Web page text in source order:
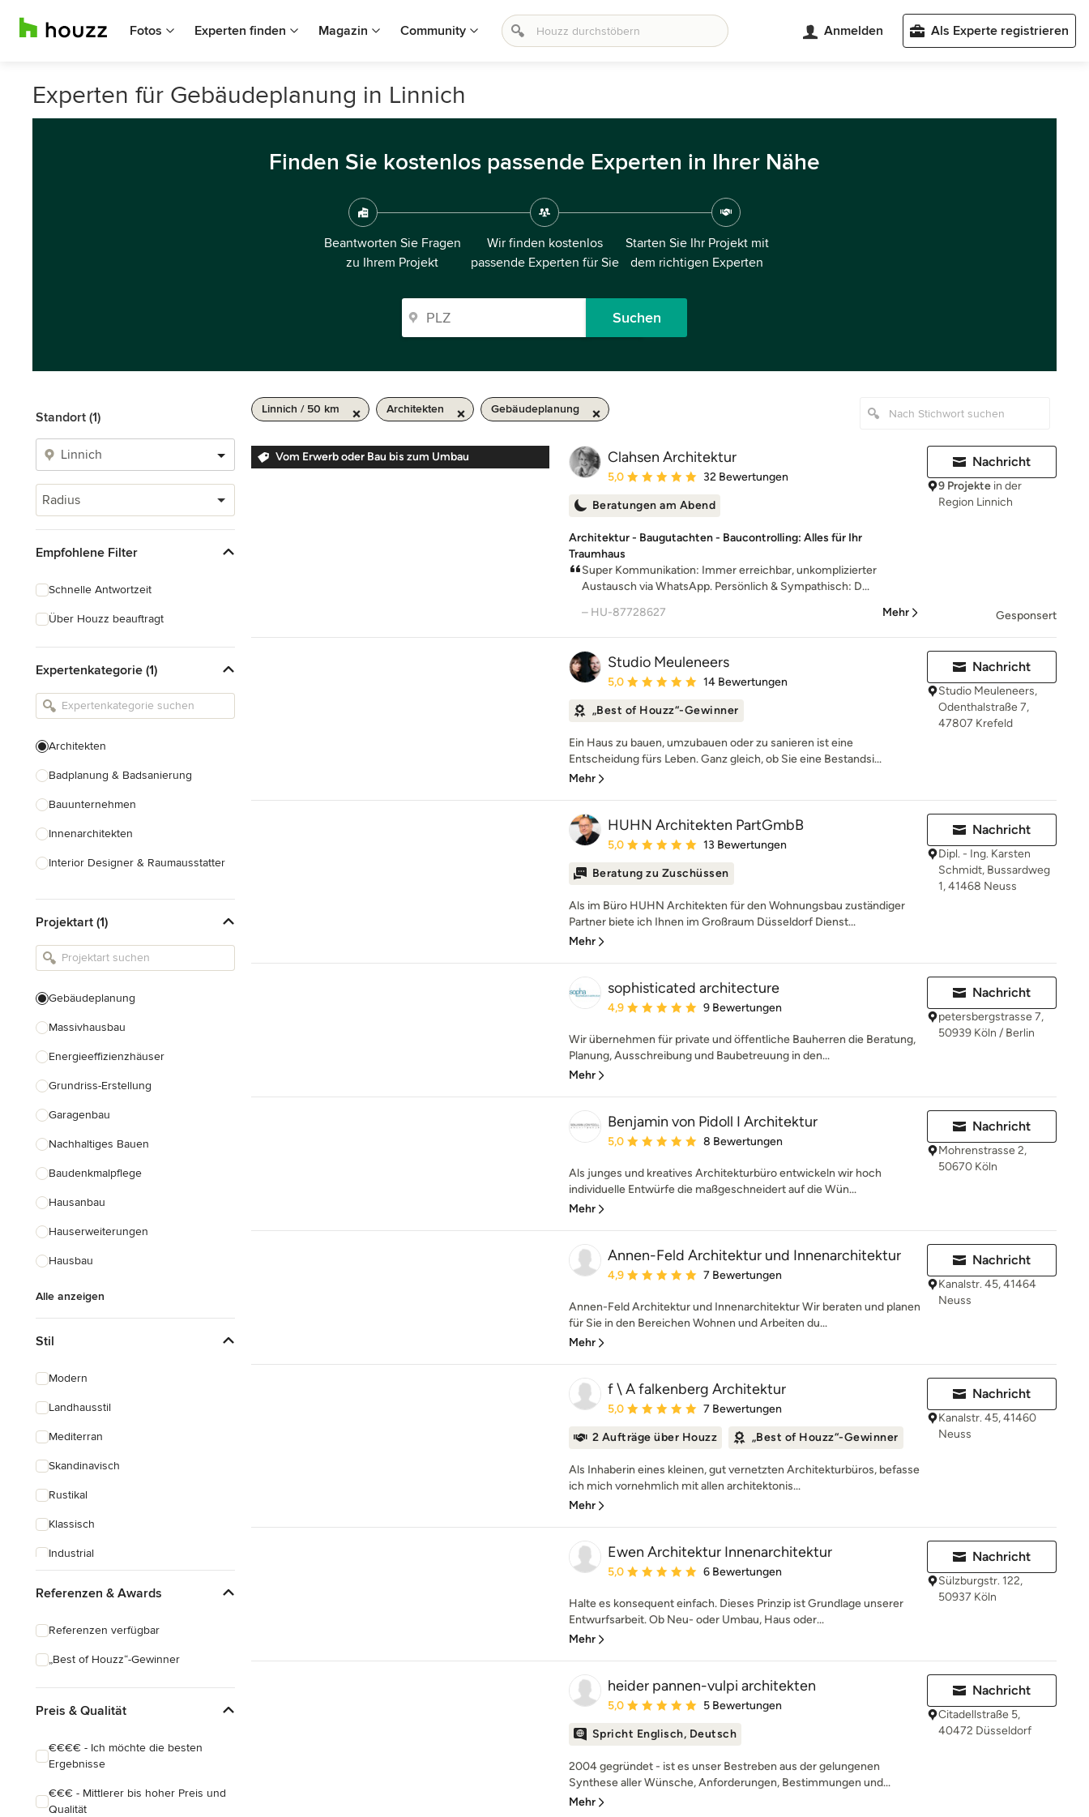
Fotos Experten finden Magazin Community Anmelden Als Experte registrieren
Experten für Gebäudeplanung in Linnich
Finden Sie kostenlos passende Experten in Ihrer Nähe
Beantworten Sie Fragen
zu Ihrem Projekt
Wir finden kostenlos
passende Experten für Sie
Starten Sie Ihr Projekt mit
dem richtigen Experten
Suchen
Standort (1)
Radius
Empfohlene Filter
Schnelle Antwortzeit
Über Houzz beauftragt
Expertenkategorie (1)
Architekten
Badplanung & Badsanierung
Bauunternehmen
Innenarchitekten
Interior Designer & Raumausstatter
Landschaftsarchitekten
Armaturen & Sanitärbedarf
Einbauschränke
Projektart (1)
Gebäudeplanung
Massivhausbau
Energieeffizienzhäuser
Grundriss-Erstellung
Garagenbau
Nachhaltiges Bauen
Baudenkmalpflege
Hausanbau
Hauserweiterungen
Hausbau
Alle anzeigen
Stil
Modern
Landhausstil
Mediterran
Skandinavisch
Rustikal
Klassisch
Industrial
Referenzen & Awards
Referenzen verfügbar
„Best of Houzz“-Gewinner
Preis & Qualität
€€€€ - Ich möchte die besten
Ergebnisse
€€€ - Mittlerer bis hoher Preis und
Qualität
Linnich / 50 km Architekten Gebäudeplanung
Vom Erwerb oder Bau bis zum Umbau Clahsen Architektur
Durchschnittliche Bewertung: 5 von 5 Sternen
5,0 32 Bewertungen
Beratungen am Abend
Architektur - Baugutachten - Baucontrolling: Alles für Ihr
Traumhaus
Super Kommunikation: Immer erreichbar, unkomplizierter
Austausch via WhatsApp. Persönlich & Sympathisch: D...
– HU-87728627
Mehr
Nachricht
9 Projekte in der
Region Linnich
Gesponsert
Studio Meuleneers
Durchschnittliche Bewertung: 5 von 5 Sternen
5,0 14 Bewertungen
„Best of Houzz“-Gewinner
Ein Haus zu bauen, umzubauen oder zu sanieren ist eine
Entscheidung fürs Leben. Ganz gleich, ob Sie eine Bestandsi...
Mehr
Nachricht
Studio Meuleneers,
Odenthalstraße 7,
47807 Krefeld
HUHN Architekten PartGmbB
Durchschnittliche Bewertung: 5 von 5 Sternen
5,0 13 Bewertungen
Beratung zu Zuschüssen
Als im Büro HUHN Architekten für den Wohnungsbau zuständiger
Partner biete ich Ihnen im Großraum Düsseldorf Dienst...
Mehr
Nachricht
Dipl. - Ing. Karsten
Schmidt, Bussardweg
1, 41468 Neuss
sophisticated architecture
Durchschnittliche Bewertung: 4.9 von 5 Sternen
4,9 9 Bewertungen
Wir übernehmen für private und öffentliche Bauherren die Beratung,
Planung, Ausschreibung und Baubetreuung in den...
Mehr
Nachricht
petersbergstrasse 7,
50939 Köln / Berlin
Benjamin von Pidoll I Architektur
Durchschnittliche Bewertung: 5 von 5 Sternen
5,0 8 Bewertungen
Als junges und kreatives Architekturbüro entwickeln wir hoch
individuelle Entwürfe die maßgeschneidert auf die Wün...
Mehr
Nachricht
Mohrenstrasse 2,
50670 Köln
Annen-Feld Architektur und Innenarchitektur
Durchschnittliche Bewertung: 4.9 von 5 Sternen
4,9 7 Bewertungen
Annen-Feld Architektur und Innenarchitektur Wir beraten und planen
für Sie in den Bereichen Wohnen und Arbeiten du...
Mehr
Nachricht
Kanalstr. 45, 41464
Neuss
f \ A falkenberg Architektur
Durchschnittliche Bewertung: 5 von 5 Sternen
5,0 7 Bewertungen
2 Aufträge über Houzz „Best of Houzz“-Gewinner
Als Inhaberin eines kleinen, gut vernetzten Architekturbüros, befasse
ich mich vornehmlich mit allen architektonis...
Mehr
Nachricht
Kanalstr. 45, 41460
Neuss
Ewen Architektur Innenarchitektur
Durchschnittliche Bewertung: 5 von 5 Sternen
5,0 6 Bewertungen
Halte es konsequent einfach. Dieses Prinzip ist Grundlage unserer
Entwurfsarbeit. Ob Neu- oder Umbau, Haus oder...
Mehr
Nachricht
Sülzburgstr. 122,
50937 Köln
heider pannen-vulpi architekten
Durchschnittliche Bewertung: 5 von 5 Sternen
5,0 5 Bewertungen
Spricht Englisch, Deutsch
2004 gegründet - ist es unser Bestreben aus der gelungenen
Synthese aller Wünsche, Anforderungen, Bestimmungen und...
Mehr
Nachricht
Citadellstraße 5,
40472 Düsseldorf